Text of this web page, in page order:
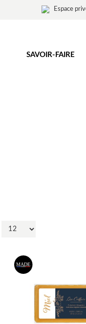
Espace
SAVOIR-FAIRE